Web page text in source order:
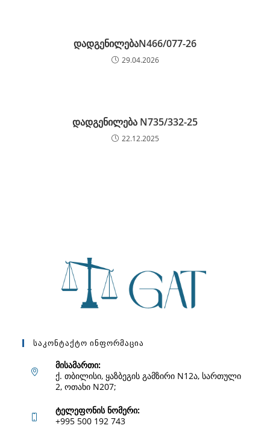
დადგენილებაN466/077-26
29.04.2026
დადგენილება N735/332-25
22.12.2025
Საკონტაქტო Ინფორმაცია
მისამართი:
ქ. თბილისი, ყაზბეგის გამზირი N12ა, სართული
2, ოთახი N207;
ტელეფონის ნომერი:
+995 500 192 743